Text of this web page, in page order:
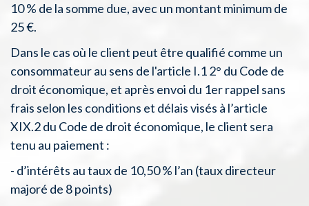
10 % de la somme due, avec un montant minimum de
25 €.
Dans le cas où le client peut être qualifié comme un
consommateur au sens de l'article I.1 2° du Code de
droit économique, et après envoi du 1er rappel sans
frais selon les conditions et délais visés à l’article
XIX.2 du Code de droit économique, le client sera
tenu au paiement :
- d’intérêts au taux de 10,50 % l’an (taux directeur
majoré de 8 points)